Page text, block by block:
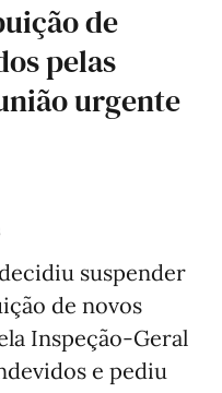
de
pelas
urgente
suspender
de novos
Inspeção-Geral
e pediu